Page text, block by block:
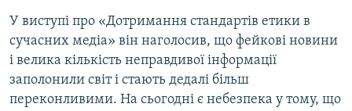
Усі сайти RFE/RL
У виступі про «Дотримання стандартів етики в
сучасних медіа» він наголосив, що фейкові новини
і велика кількість неправдивої інформації
заполонили світ і стають дедалі більш
переконливими. На сьогодні є небезпека у тому, що